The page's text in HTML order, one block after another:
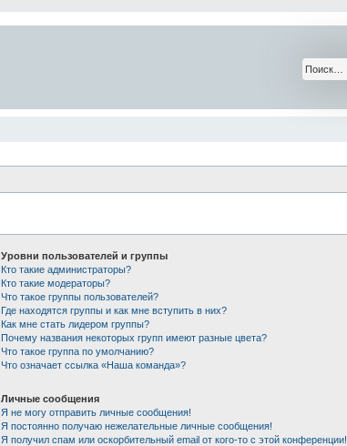
Уровни пользователей и группы
Кто такие администраторы?
Кто такие модераторы?
Что такое группы пользователей?
Где находятся группы и как мне вступить в них?
Как мне стать лидером группы?
Почему названия некоторых групп имеют разные цвета?
Что такое группа по умолчанию?
Что означает ссылка «Наша команда»?
Личные сообщения
Я не могу отправить личные сообщения!
Я постоянно получаю нежелательные личные сообщения!
Я получил спам или оскорбительный email от кого-то с этой конференции!